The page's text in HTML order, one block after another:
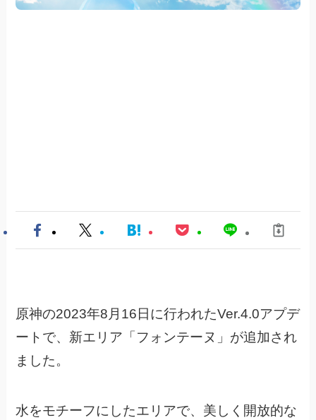
原神の2023年8月16日に行われたVer.4.0アプデ
ートで、 新エリア「フォンテーヌ」が追加され
ました。
水をモチーフにしたエリアで、美しく開放的な